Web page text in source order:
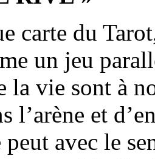
carte du
un jeu
la vie sont à
l’arène et
peut avec le